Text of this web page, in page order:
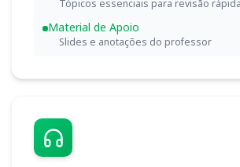
Tópicos essenciais para revisão rápida
Material de Apoio
Slides e anotações do professor